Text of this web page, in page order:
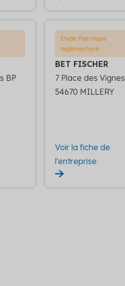
BP
Etude thermique
reglementaire
BET FISCHER
7 Place des Vignes
54670 MILLERY
Voir la fiche de
l'entreprise